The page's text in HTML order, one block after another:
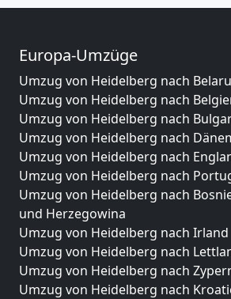
Europa-Umzüge
Umzug von Heidelberg nach
Umzug von Heidelberg nach
Umzug von Heidelberg nach
Umzug von Heidelberg nach
Umzug von Heidelberg nach
Umzug von Heidelberg nach
Umzug von Heidelberg nach
und Herzegowina
Umzug von Heidelberg nach Irland
Umzug von Heidelberg nach
Umzug von Heidelberg nach
Umzug von Heidelberg nach